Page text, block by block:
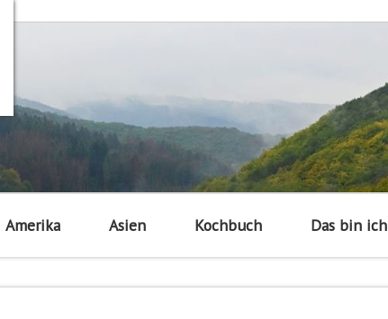
Amerika Asien Kochbuch Das bin ich